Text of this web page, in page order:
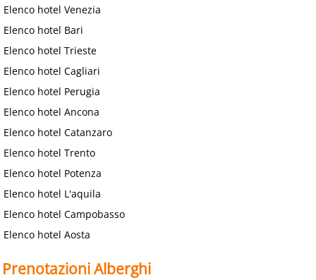
Elenco hotel Venezia
Elenco hotel Bari
Elenco hotel Trieste
Elenco hotel Cagliari
Elenco hotel Perugia
Elenco hotel Ancona
Elenco hotel Catanzaro
Elenco hotel Trento
Elenco hotel Potenza
Elenco hotel L'aquila
Elenco hotel Campobasso
Elenco hotel Aosta
Prenotazioni Alberghi